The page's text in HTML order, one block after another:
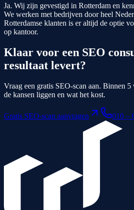
Ja. Wij zijn gevestigd in Rotterdam en
We werken met bedrijven door heel
Rotterdamse klanten is er altijd de optie
op kantoor.
Klaar voor een SEO
resultaat levert?
Vraag een gratis SEO-scan aan. Binnen
de kansen liggen en wat het kost.
Gratis SEO-scan aanvragen 010 –